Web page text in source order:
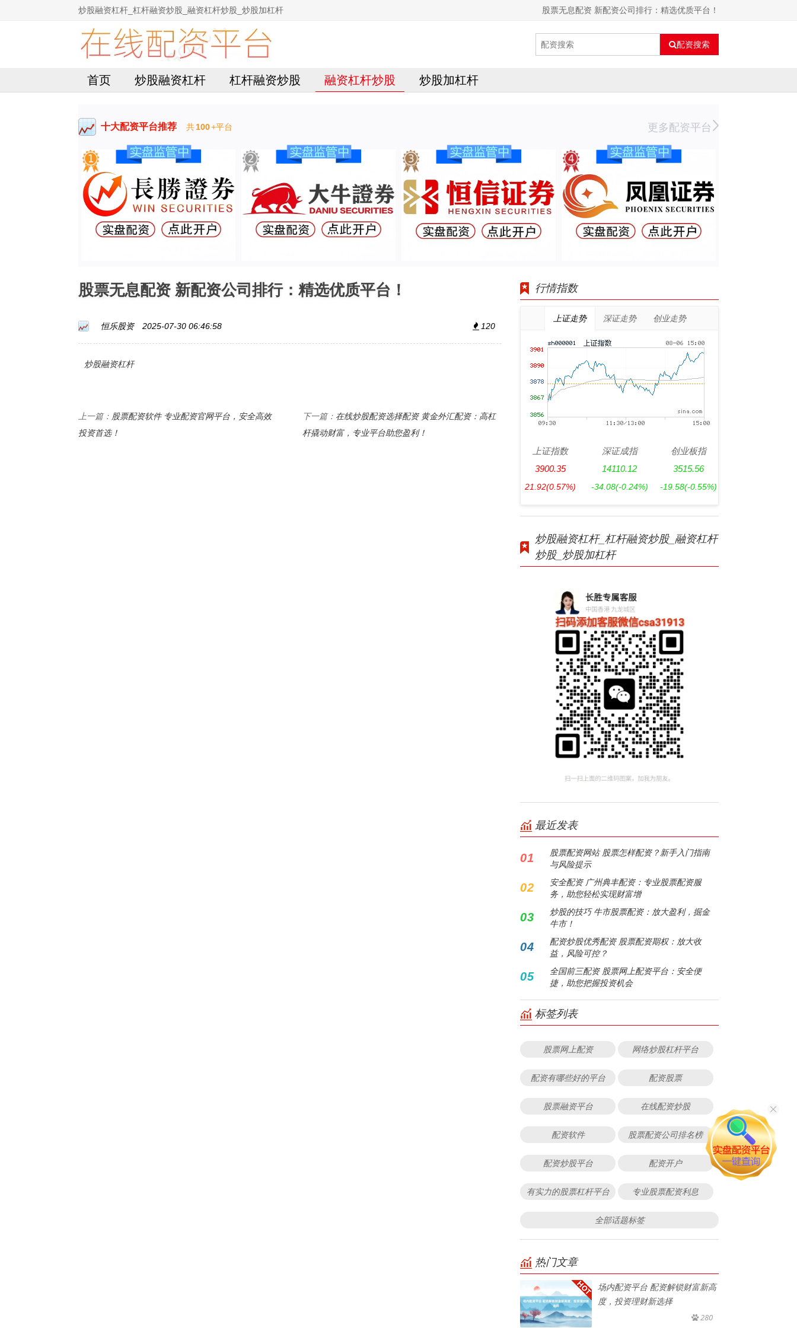
炒股融资杠杆_杠杆融资炒股_融资杠杆炒股_炒股加杠杆 股票无息配资 新配资公司排行：精选优质平台！
配资搜索
首页 炒股融资杠杆 杠杆融资炒股 融资杠杆炒股 炒股加杠杆
十大配资平台推荐 共100+平台 更多配资平台
股票无息配资 新配资公司排行：精选优质平台！
恒乐股资 2025-07-30 06:46:58 120
炒股融资杠杆
上一篇： 股票配资软件 专业配资官网平台，安全高效
投资首选！
下一篇： 在线炒股配资选择配资 黄金外汇配资：高杠
杆撬动财富，专业平台助您盈利！
行情指数
上证走势 深证走势 创业走势
上证指数
3900.35
21.92(0.57%)
深证成指
14110.12
-34.08(-0.24%)
创业板指
3515.56
-19.58(-0.55%)
炒股融资杠杆_杠杆融资炒股_融资杠杆
炒股_炒股加杠杆
最近发表
01
股票配资网站 股票怎样配资？新手入门指南
与风险提示
02
安全配资 广州典丰配资：专业股票配资服
务，助您轻松实现财富增
03
炒股的技巧 牛市股票配资：放大盈利，掘金
牛市！
04
配资炒股优秀配资 股票配资期权：放大收
益，风险可控？
05
全国前三配资 股票网上配资平台：安全便
捷，助您把握投资机会
标签列表
股票网上配资 网络炒股杠杆平台
配资有哪些好的平台 配资股票
股票融资平台 在线配资炒股
配资软件 股票配资公司排名榜
配资炒股平台 配资开户
有实力的股票杠杆平台 专业股票配资利息
全部话题标签
热门文章
场内配资平台 配资解锁财富新高
度，投资理财新选择
280